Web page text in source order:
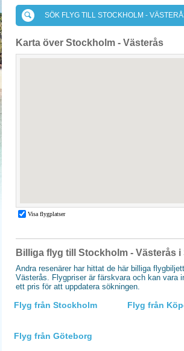
SÖK FLYG TILL STOCKHOLM -
Karta över Stockholm - Västerås
Billiga flyg till Stockholm - Västerås i
Andra resenärer har hittat de här billiga
Västerås. Flygpriser är färskvara och kan vara
ett pris för att uppdatera sökningen.
Flyg från Stockholm Flyg från
Flyg från Göteborg